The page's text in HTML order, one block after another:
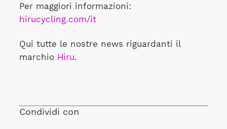
Per maggiori informazioni:
hirucycling.com/it
Qui tutte le nostre news riguardanti il
marchio Hiru.
Condividi con